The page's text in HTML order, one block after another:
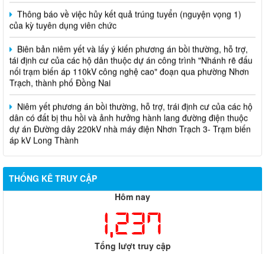
của kỳ tuyên dụng viên chức
Biên bản niêm yết và lấy ý kiến phương án bồi thường, hỗ trợ,
tái định cư của các hộ dân thuộc dự án công trình "Nhánh rẽ đấu
nối trạm biến áp 110kV công nghệ cao" đoạn qua phường Nhơn
Trạch, thành phố Đồng Nai
Niêm yết phương án bồi thường, hỗ trợ, trái định cư của các hộ
dân có đất bị thu hồi và ảnh hưởng hành lang đường điện thuộc
dự án Đường dây 220kV nhà máy điện Nhơn Trạch 3- Trạm biến
áp kV Long Thành
Biên bản về việc niêm yết phương án bồi thường, hỗ trợ, tái
đường 25B cũ đoạn từ Trung tâm huyện Nhơn Trạch ra Quốc lộ
51, huyện Long Thành và huyện Nhơn Trạch
THỐNG KÊ TRUY CẬP
Hôm nay
1,237
Tổng lượt truy cập